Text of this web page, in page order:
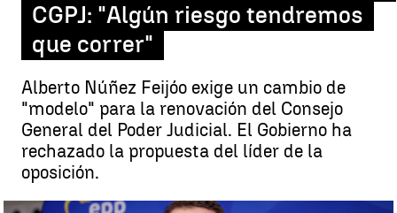
CGPJ: "Algún riesgo tendremos
que correr"
Alberto Núñez Feijóo exige un cambio de
"modelo" para la renovación del Consejo
General del Poder Judicial. El Gobierno ha
rechazado la propuesta del líder de la
oposición.